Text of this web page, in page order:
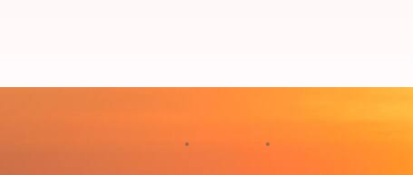
பாகிஸ்தானுக்கு எதிரான